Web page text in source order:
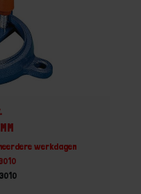
werkdagen